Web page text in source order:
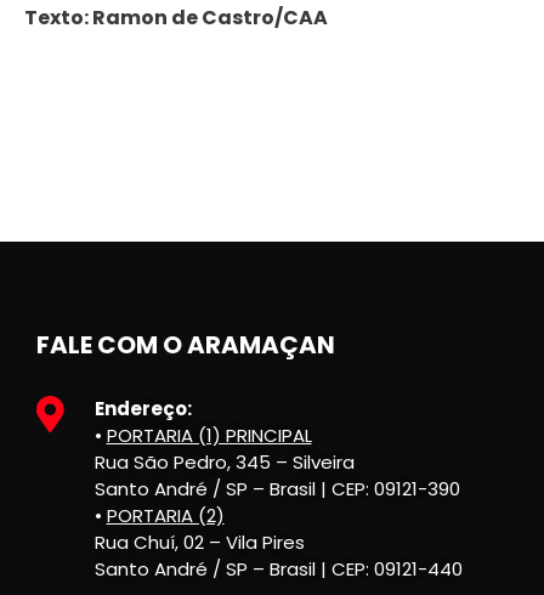
Texto: Ramon de Castro/CAA
FALE COM O ARAMAÇAN
Endereço:
• PORTARIA (1) PRINCIPAL
Rua São Pedro, 345 – Silveira
Santo André / SP – Brasil | CEP: 09121-390
• PORTARIA (2)
Rua Chuí, 02 – Vila Pires
Santo André / SP – Brasil | CEP: 09121-440